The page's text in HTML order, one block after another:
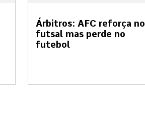
Árbitros: AFC reforça no
futsal mas perde no
futebol